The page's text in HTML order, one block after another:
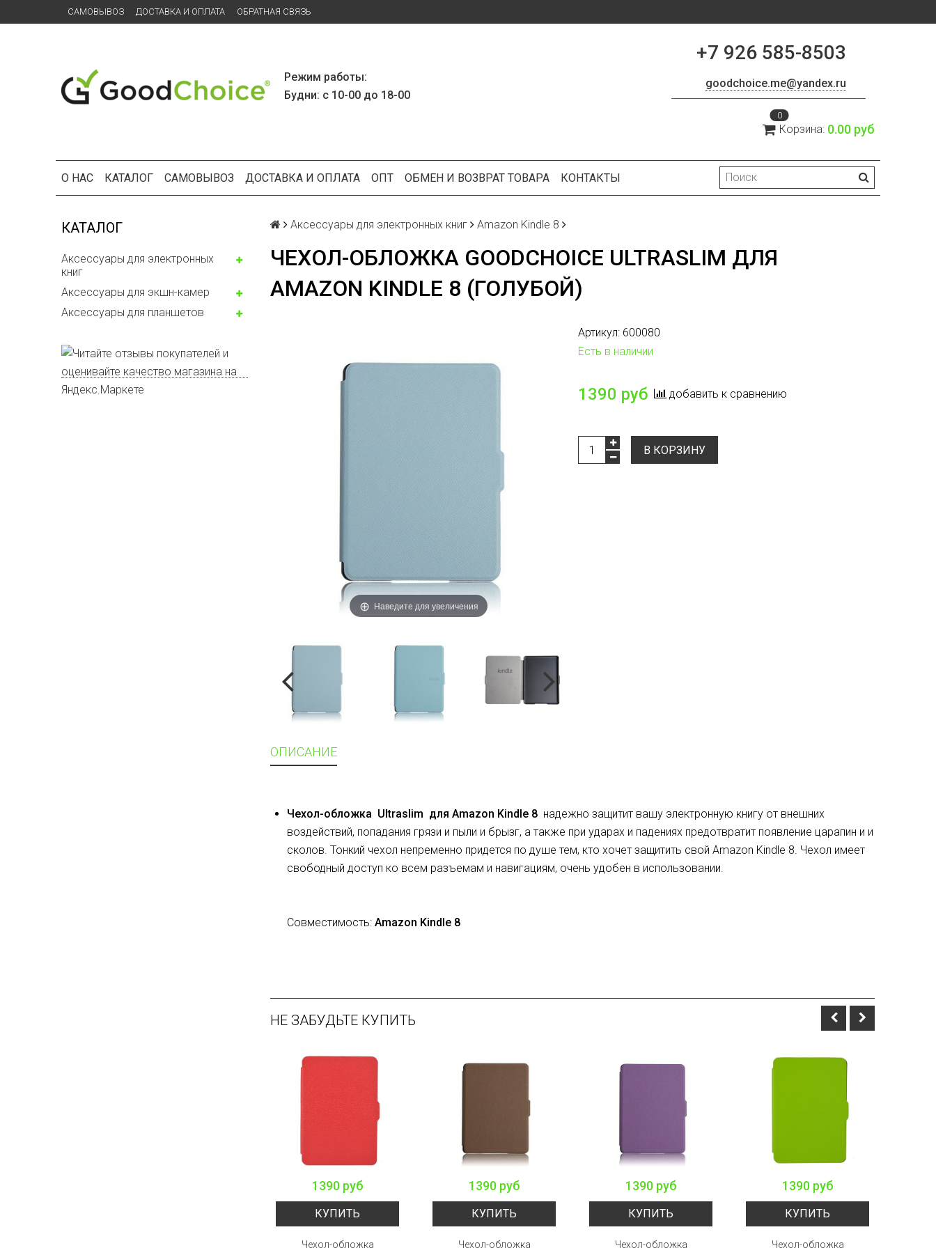
САМОВЫВОЗ ДОСТАВКА И ОПЛАТА ОБРАТНАЯ СВЯЗЬ
Режим работы:
Будни: с 10-00 до 18-00
+7 926 585-8503
goodchoice.me@yandex.ru
0
Корзина: 0.00 руб
О НАС КАТАЛОГ САМОВЫВОЗ ДОСТАВКА И ОПЛАТА ОПТ ОБМЕН И ВОЗВРАТ ТОВАРА КОНТАКТЫ
КАТАЛОГ
Аксессуары для электронных
книг
Аксессуары для экшн-камер
Аксессуары для планшетов
Аксессуары для электронных книг Amazon Kindle 8
ЧЕХОЛ-ОБЛОЖКА GOODCHOICE ULTRASLIM ДЛЯ
AMAZON KINDLE 8 (ГОЛУБОЙ)
Наведите для увеличения
Артикул: 600080
Есть в наличии
1390 руб добавить к сравнению
В КОРЗИНУ
ОПИСАНИЕ
Чехол-обложка Ultras lim для Amazon Kindle 8 надежно защитит вашу электронную книгу от внешних
воздействий, попадания грязи и пыли и брызг, а также при ударах и падениях предотвратит появление царапин и и
сколов. Тонкий чехол непременно придется по душе тем, кто хочет защитить свой Amazon Kindle 8. Чехол имеет
свободный доступ ко всем разъемам и навигациям, очень удобен в использовании.
Совместимость: Amazon Kindle 8
НЕ ЗАБУДЬТЕ КУПИТЬ
1390 руб
КУПИТЬ
Чехол-обложка
1390 руб
КУПИТЬ
Чехол-обложка
1390 руб
КУПИТЬ
Чехол-обложка
1390 руб
КУПИТЬ
Чехол-обложка